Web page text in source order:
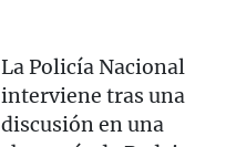
La Policía Nacional
interviene tras una
discusión en una